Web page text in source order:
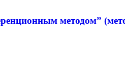
методом”